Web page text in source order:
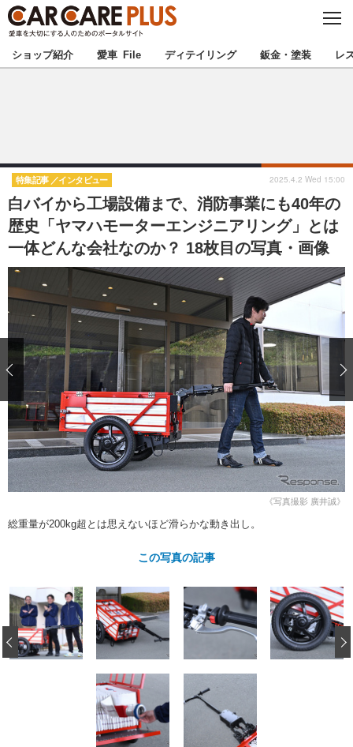
C
S
E
★カーケアプラス認定★ 厳選プロショップを地域から探す
甲信越 北陸
東海 関西
中国 四国
九州 沖縄
注目の記事
ショップレポート 愛車 File
自動車豆知識 ストップ！不具合修理＆粗悪修理
鈑金・塗装
ディテイリング
ディテイリング 洗車
ヘッドライト磨き コーティング
フィルム・ラッピング
鈑金・塗装
小キズ直し 防錆
特集記事
ストップ 不具合修理＆粗悪修理
カーメーカー「旧車」関連プロジェ
クト
ショップ紹介
ショップレポート プロショップ検索
レストア
カーメーカー「旧車」関連プロジ
コラム
イベント
ショップ紹介 愛車 File ディテイリング 鈑金・塗装 レ
白バイから工場設備まで、消防事業にも40年の
歴史「ヤマハモーターエンジニアリング」とは
一体どんな会社なのか？ 18枚目の写真・画像
特集記事 インタビュー 2025.4.2 Wed 15:00
《写真撮影 廣井誠》
総重量が200kg超とは思えないほど滑らかな動き出し。
この写真の記事
‹